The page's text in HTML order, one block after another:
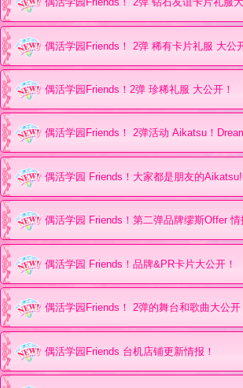
偶活学园Friends！ 2弹 稀有卡片礼服 大公
偶活学园Friends！2弹 珍稀礼服 大公开！
偶活学园Friends！ 2弹活动 Aikatsu！
偶活学园 Friends！大家都是朋友的
偶活学园 Friends！第二弹品牌缪斯Offer 情
偶活学园 Friends！品牌&PR卡片大公开！
偶活学园Friends！ 2弹的舞台和歌曲大公开
偶活学园Friends 台机店铺更新情报！